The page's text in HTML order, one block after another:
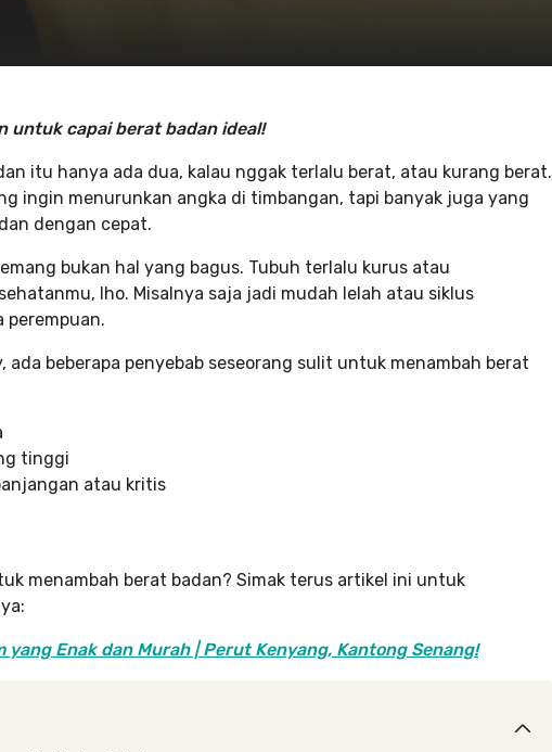
untuk capai berat badan ideal!
itu hanya ada dua, kalau nggak terlalu berat, atau kurang berat.
ingin menurunkan angka di timbangan, tapi banyak juga yang
dengan cepat.
bukan hal yang bagus. Tubuh terlalu kurus atau
lho. Misalnya saja jadi mudah lelah atau siklus
ada beberapa penyebab seseorang sulit untuk menambah berat
tinggi
atau kritis
menambah berat badan? Simak terus artikel ini untuk
yang Enak dan Murah | Perut Kenyang, Kantong Senang!